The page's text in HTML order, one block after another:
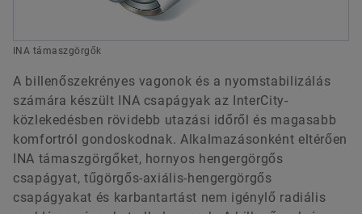
INA támaszgörgők
A billenőszekrényes vagonok és a nyomstabilizálás
számára készült INA csapágyak az InterCity-
közlekedésben rövidebb utazási időről és magasabb
komfortról gondoskodnak. Alkalmazásonként eltérően
INA támaszgörgőket, hornyos hengergörgős
csapágyat, tűgörgős-axiális-hengergörgős
csapágyakat és karbantartást nem igénylő radiális